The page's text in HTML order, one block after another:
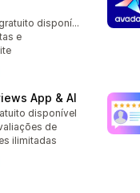
Plano gratuito disponível
e
App & AI
disponível
de
ilimitadas